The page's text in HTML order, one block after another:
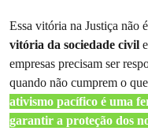
Essa vitória na Justiça não
vitória da sociedade civil
empresas precisam ser
quando não cumprem o
ativismo pacífico é uma
garantir a proteção dos